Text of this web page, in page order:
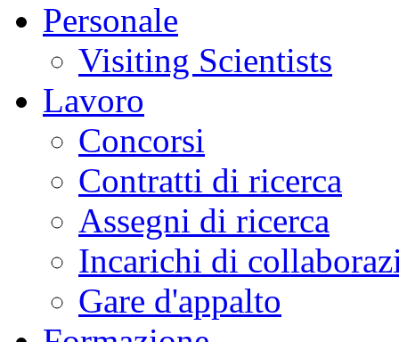
Personale
Visiting Scientists
Lavoro
Concorsi
Contratti di ricerca
Assegni di ricerca
Incarichi di
Gare d'appalto